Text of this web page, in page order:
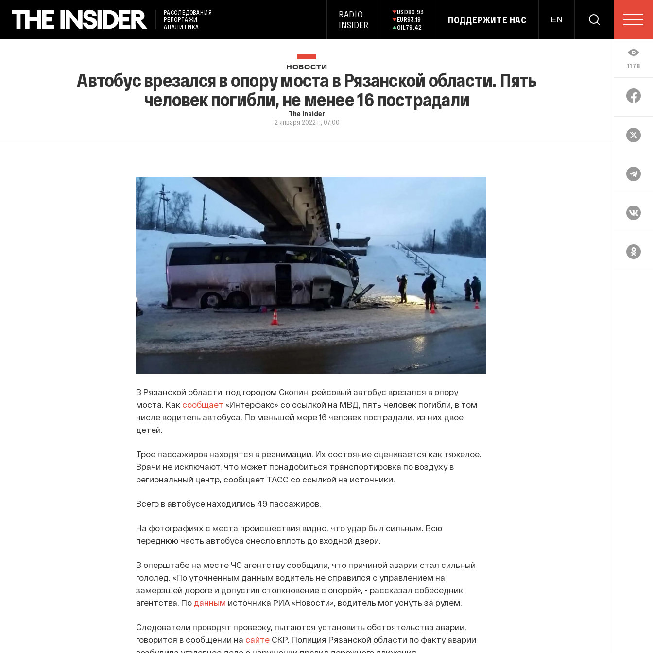
РАССЛЕДОВАНИЯ
РЕПОРТАЖИ
АНАЛИТИКА
RADIO
INSIDER
USD80.93
EUR93.19
OIL79.42
ПОДДЕРЖИТЕ НАС EN
1178
НОВОСТИ
Автобус врезался в опору моста в Рязанской области. Пять
человек погибли, не менее 16 пострадали
The Insider
2 января 2022 г., 07:00
В Рязанской области, под городом Скопин, рейсовый автобус врезался в опору
моста. Как сообщает «Интерфакс» со ссылкой на МВД, пять человек погибли, в том
числе водитель автобуса. По меньшей мере 16 человек пострадали, из них двое
детей.
Трое пассажиров находятся в реанимации. Их состояние оценивается как тяжелое.
Врачи не исключают, что может понадобиться транспортировка по воздуху в
региональный центр, сообщает ТАСС со ссылкой на источники.
Всего в автобусе находились 49 пассажиров.
На фотографиях с места происшествия видно, что удар был сильным. Всю
переднюю часть автобуса снесло вплоть до входной двери.
В оперштабе на месте ЧС агентству сообщили, что причиной аварии стал сильный
гололед. «По уточненным данным водитель не справился с управлением на
замерзшей дороге и допустил столкновение с опорой», - рассказал собеседник
агентства. По данным источника РИА «Новости», водитель мог уснуть за рулем.
Следователи проводят проверку, пытаются установить обстоятельства аварии,
говорится в сообщении на сайтеСКР. Полиция Рязанской области по факту аварии